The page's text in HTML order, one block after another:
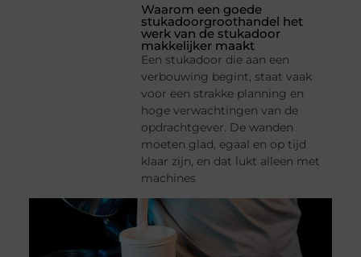
Waarom een goede
stukadoorgroothandel het
werk van de stukadoor
makkelijker maakt
Een stukadoor die aan een
verbouwing begint, staat vaak
voor een strakke planning en
hoge verwachtingen van de
opdrachtgever. De wanden
moeten glad, egaal en op tijd
klaar zijn, en dat lukt alleen met
machines